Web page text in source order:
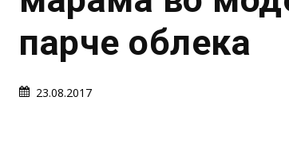
парче облека
23.08.2017